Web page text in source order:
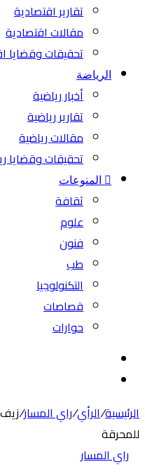
تقارير اقتصادية
مقالات اقتصادية
تحقيقات وقضايا
الرياضة
أخبار رياضية
تقارير رياضية
مقالات رياضية
تحقيقات وقضايا
المنوعات
ثقافة
علوم
فنون
طب
التكنولوجيا
قصاصات
حوارات
المظلم
الرئيسية/الرأي/راي المسار/
للمحرقة
راي المسار